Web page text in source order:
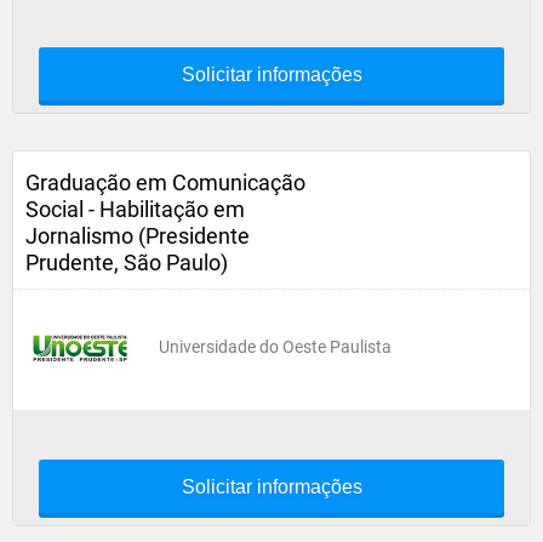
Solicitar informações
Graduação em Comunicação
Social - Habilitação em
Jornalismo (Presidente
Prudente, São Paulo)
Universidade do Oeste Paulista
Solicitar informações